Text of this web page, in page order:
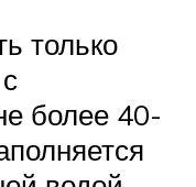
только
более 40-